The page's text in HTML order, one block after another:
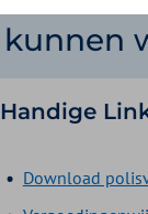
kunnen
Handige
Download